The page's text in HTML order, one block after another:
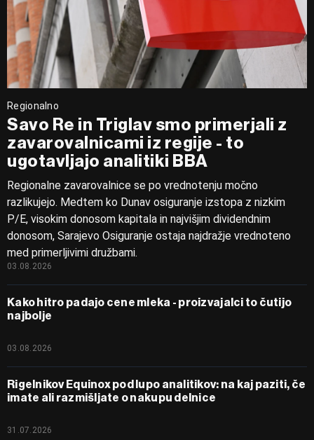
Regionalno
Savo Re in Triglav smo primerjali z
zavarovalnicami iz regije - to
ugotavljajo analitiki BBA
Regionalne zavarovalnice se po vrednotenju močno
razlikujejo. Medtem ko Dunav osiguranje izstopa z nizkim
P/E, visokim donosom kapitala in najvišjim dividendnim
donosom, Sarajevo Osiguranje ostaja najdražje vrednoteno
med primerljivimi družbami.
03.08.2026
Kako hitro padajo cene mleka - proizvajalci to čutijo
najbolje
03.08.2026
Rigelnikov Equinox pod lupo analitikov: na kaj paziti, če
imate ali razmišljate o nakupu delnice
31.07.2026